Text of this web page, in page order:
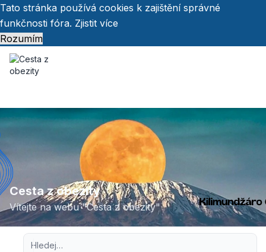
Tato stránka používá cookies k zajištění správné
funkčnosti fóra. Zjistit více
Rozumím
Cesta z obezity
Vítejte na webu "Cesta z obezity"
Pokročilé hledání